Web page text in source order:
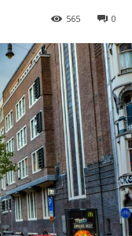
0
565